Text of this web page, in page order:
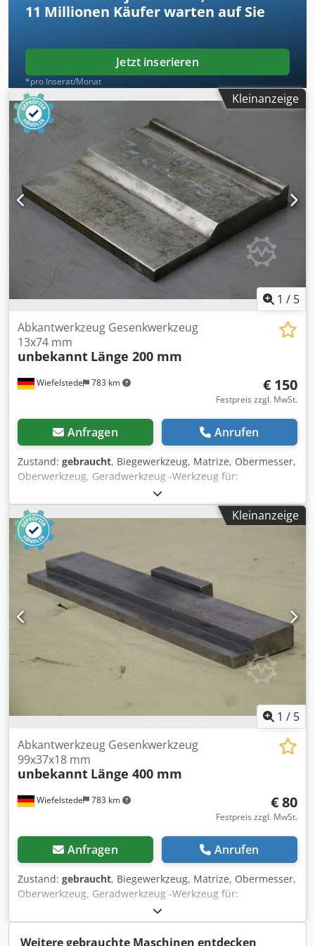
11 Millionen Käufer warten auf Sie
Jetzt inserieren
*pro Inserat/Monat
Kleinanzeige
1 / 5
Wiefelstede 783 km
Abkantwerkzeug Gesenkwerkzeug
13x74 mm
unbekannt Länge 200 mm
€ 150
Festpreis zzgl. MwSt.
Anfragen Anrufen
Zustand: gebraucht, Biegewerkzeug, Matrize, Obermesser,
Oberwerkzeug, Geradwerkzeug -Werkzeug für:
Abkantpresse -Werkzeug als: Gesenk Dcodpfx Alec Spnbe
Dok -Dicke: 25/13 mm -Zeichnung bei den Bildern -
Gesamtlänge: 200 mm -Gesamthöhe: 188 mm -Gewicht: 6
kg
Kleinanzeige
1 / 5
Wiefelstede 783 km
Abkantwerkzeug Gesenkwerkzeug
99x37x18 mm
unbekannt Länge 400 mm
€ 80
Festpreis zzgl. MwSt.
Anfragen Anrufen
Zustand: gebraucht, Biegewerkzeug, Matrize, Obermesser,
Oberwerkzeug, Geradwerkzeug -Werkzeug für:
Abkantpresse -Werkzeug als: Gesenk -Dicke: 25/13 mm
Dsdefcd Imspfx Al Deck -Zeichnung: bei den Bildern -
Gesamtlänge: 400 mm -Gesamthöhe: 108 mm -Gewicht: 6,5
Weitere gebrauchte Maschinen entdecken